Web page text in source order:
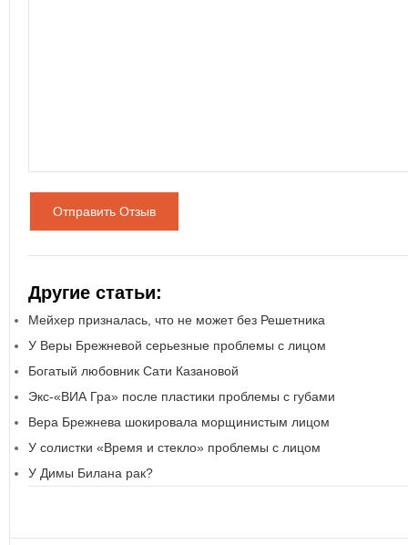
Отправить Отзыв
Другие статьи:
Мейхер призналась, что не может без Решетника
У Веры Брежневой серьезные проблемы с лицом
Богатый любовник Сати Казановой
Экс-«ВИА Гра» после пластики проблемы с губами
Вера Брежнева шокировала морщинистым лицом
У солистки «Время и стекло» проблемы с лицом
У Димы Билана рак?